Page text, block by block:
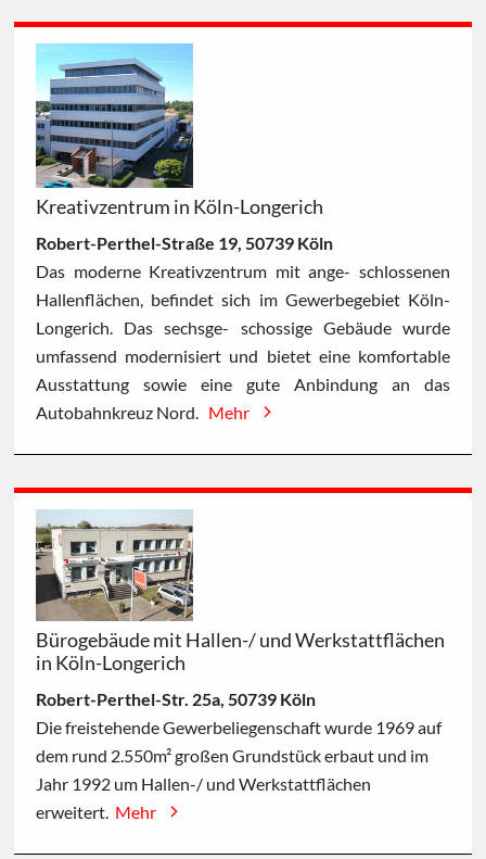
Kreativzentrum in Köln-Longerich
Robert-Perthel-Straße 19, 50739 Köln
Das moderne Kreativzentrum mit ange- schlossenen
Hallenflächen, befindet sich im Gewerbegebiet Köln-
Longerich. Das sechsge- schossige Gebäude wurde
umfassend modernisiert und bietet eine komfortable
Ausstattung sowie eine gute Anbindung an das
Autobahnkreuz Nord. Mehr
Bürogebäude mit Hallen-/ und Werkstattflächen
in Köln-Longerich
Robert-Perthel-Str. 25a, 50739 Köln
Die freistehende Gewerbeliegenschaft wurde 1969 auf
dem rund 2.550m² großen Grundstück erbaut und im
Jahr 1992 um Hallen-/ und Werkstattflächen
erweitert. Mehr